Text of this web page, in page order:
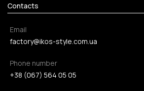
Contacts
Email
factory@ikos-style.com.ua
Phone number
+38 (067) 564 05 05